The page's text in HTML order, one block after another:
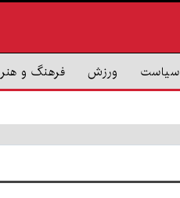
سیاست ورزش فرهنگ و هنر